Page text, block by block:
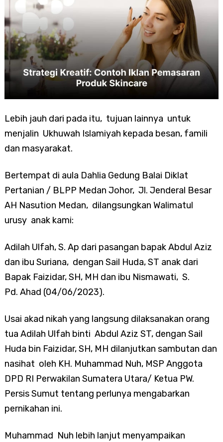
Lebih jauh dari pada itu, tujuan lainnya untuk
menjalin Ukhuwah Islamiyah kepada besan, famili
dan masyarakat.
Bertempat di aula Dahlia Gedung Balai Diklat
Pertanian / BLPP Medan Johor, Jl. Jenderal Besar
AH Nasution Medan, dilangsungkan Walimatul
urusy anak kami:
Adilah Ulfah, S. Ap dari pasangan bapak Abdul Aziz
dan ibu Suriana, dengan Sail Huda, ST anak dari
Bapak Faizidar, SH, MH dan ibu Nismawati, S.
Pd. Ahad (04/06/2023).
Usai akad nikah yang langsung dilaksanakan orang
tua Adilah Ulfah binti Abdul Aziz ST, dengan Sail
Huda bin Faizidar, SH, MH dilanjutkan sambutan dan
nasihat oleh KH. Muhammad Nuh, MSP Anggota
DPD RI Perwakilan Sumatera Utara/ Ketua PW.
Persis Sumut tentang perlunya mengabarkan
pernikahan ini.
Muhammad Nuh lebih lanjut menyampaikan